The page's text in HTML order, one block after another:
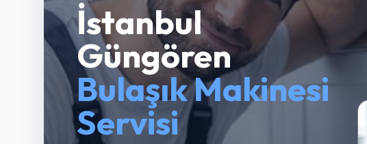
İstanbul
Güngören
Bulaşık Makinesi
Servisi